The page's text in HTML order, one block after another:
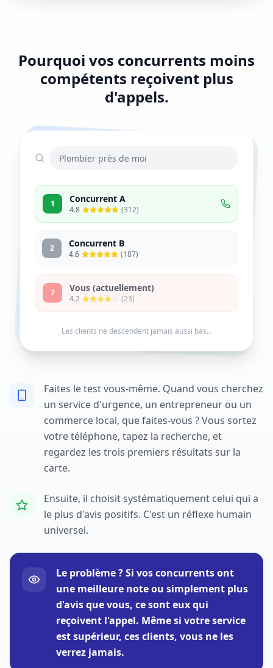
Pourquoi vos concurrents moins
compétents reçoivent plus
d'appels.
Faites le test vous-même. Quand vous cherchez
un service d'urgence, un entrepreneur ou un
commerce local, que faites-vous ? Vous sortez
votre téléphone, tapez la recherche, et
regardez les trois premiers résultats sur la
carte.
Ensuite, il choisit systématiquement celui qui a
le plus d'avis positifs. C'est un réflexe humain
universel.
Le problème ? Si vos concurrents ont
une meilleure note ou simplement plus
d'avis que vous, ce sont eux qui
reçoivent l'appel. Même si votre service
est supérieur, ces clients, vous ne les
verrez jamais.
Plombier près de moi
1 Concurrent A
4.8 (312)
2 Concurrent B
4.6 (187)
7 Vous (actuellement)
4.2 (23)
Les clients ne descendent jamais aussi bas...